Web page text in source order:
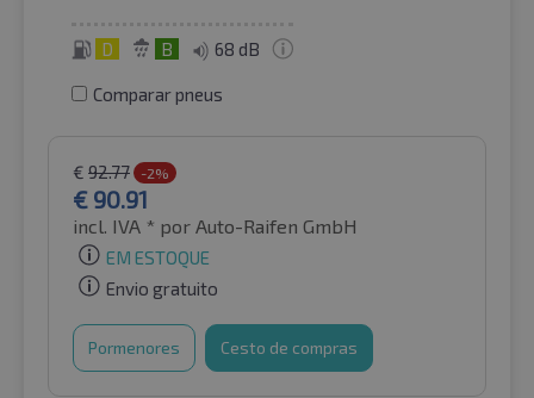
D B 68 dB
Comparar pneus
€ 92.77 -2%
€ 90.91
incl. IVA * por Auto-Raifen GmbH
EM ESTOQUE
Envio gratuito
Pormenores Cesto de compras